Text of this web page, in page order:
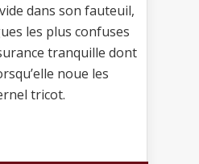
dans son fauteuil,
les plus confuses
tranquille dont
noue les
tricot.